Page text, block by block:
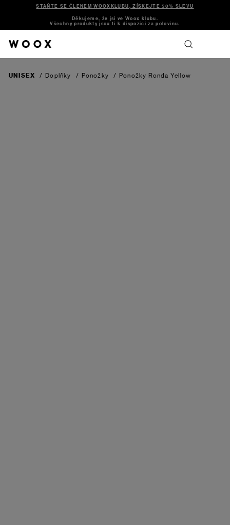
STAŇTE SE ČLENEM WOOXKLUBU, ZÍSKEJTE 50% SLEVU
Děkujeme, že jsi ve Woox klubu.
Všechny produkty jsou ti k dispozici za polovinu.
UNISEX / Doplňky / Ponožky / Ponožky Ronda Yellow